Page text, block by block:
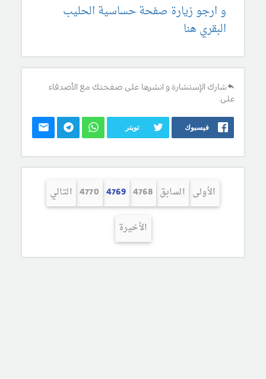
و ارجو زيارة صفحة حساسية الحليب
البقري هنا
شارك الإستشارة و انشرها على صفحتك مع الأصدقاء
على:
فيسبوك تويتر
الأولى السابق 4768
4769
4770 التالي
الأخيرة